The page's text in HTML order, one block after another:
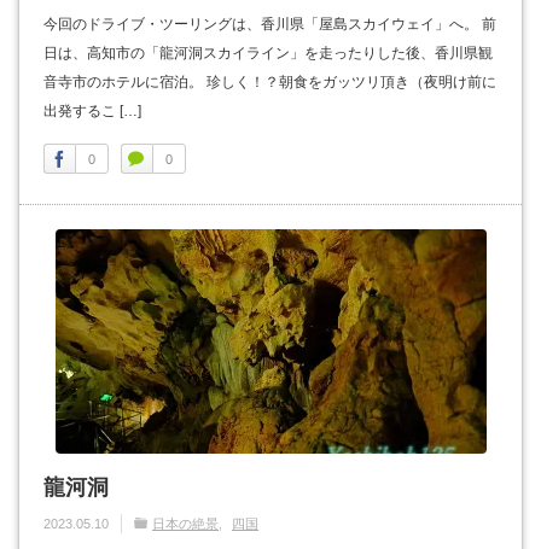
今回のドライブ・ツーリングは、香川県「屋島スカイウェイ」へ。 前
日は、高知市の「龍河洞スカイライン」を走ったりした後、香川県観
音寺市のホテルに宿泊。 珍しく！？朝食をガッツリ頂き（夜明け前に
出発するこ […]
0 0
龍河洞
2023.05.10 日本の絶景 四国